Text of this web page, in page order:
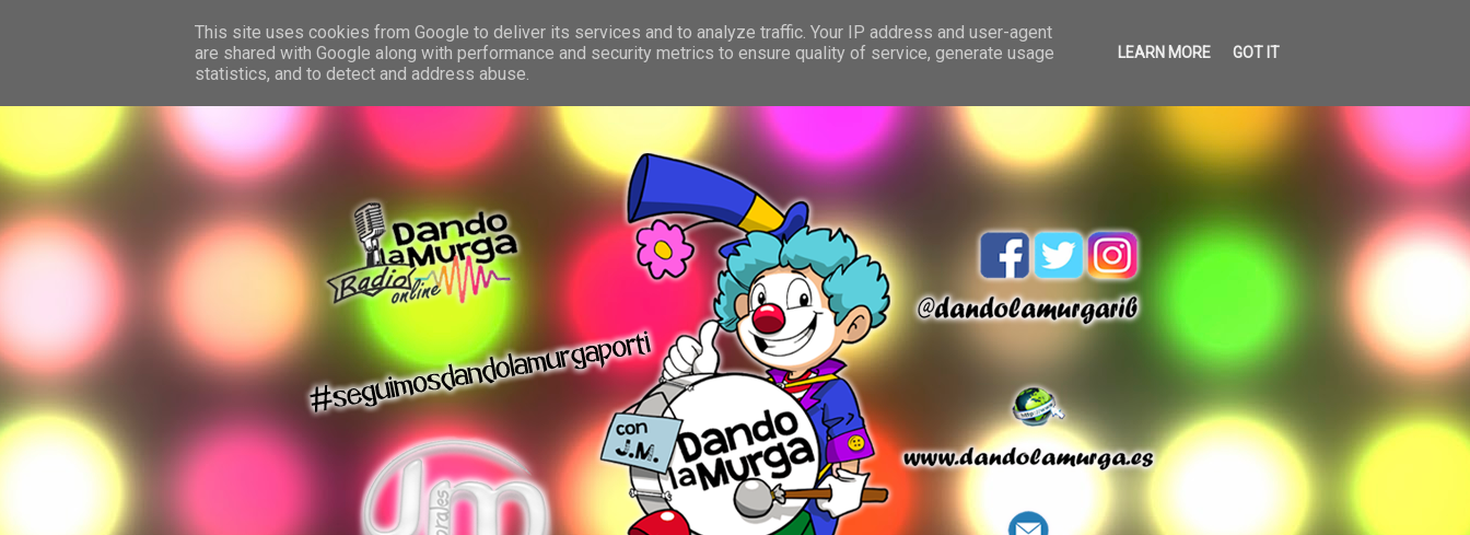
This site uses cookies from Google to deliver its services and to analyze traffic. Your IP address and user-agent
are shared with Google along with performance and security metrics to ensure quality of service, generate usage
statistics, and to detect and address abuse.
LEARN MORE GOT IT